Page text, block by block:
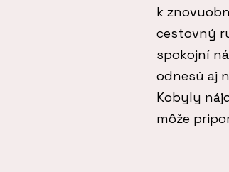
k
cestovný
spokojní
odnesú aj
Kobyly
môže